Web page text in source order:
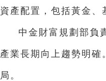
資產配置，包括黃金、
中金財富規劃部負
產業長期向上趨勢明
局。